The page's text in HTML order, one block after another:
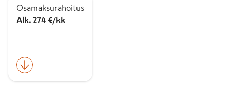
Osamaksurahoitus
Alk. 274 €/kk